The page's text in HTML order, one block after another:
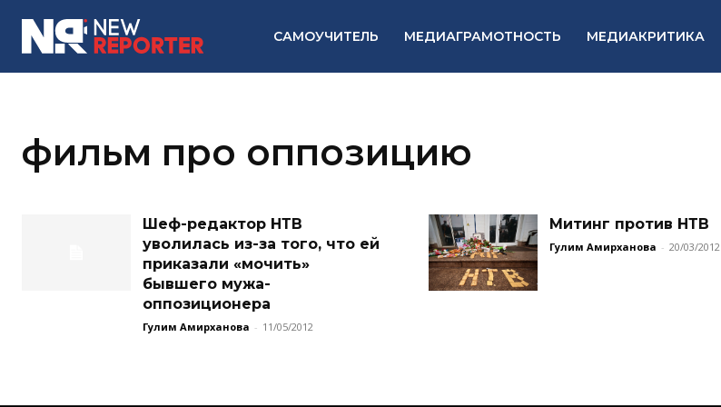
САМОУЧИТЕЛЬ МЕДИАГРАМОТНОСТЬ МЕДИАКРИТИКА
фильм про оппозицию
Шеф-редактор НТВ
уволилась из-за того, что ей
приказали «мочить»
бывшего мужа-
оппозиционера
Гулим Амирханова - 11/05/2012
Митинг против НТВ
Гулим Амирханова - 20/03/2012